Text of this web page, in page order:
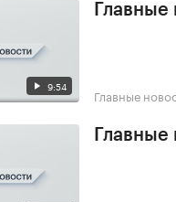
9:54 Главные